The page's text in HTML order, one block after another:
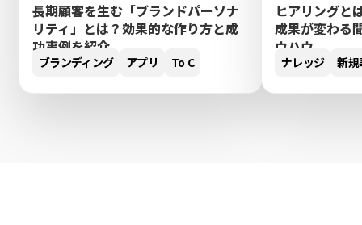
長期顧客を生む「ブランドパーソナ
リティ」とは？効果的な作り方と成
功事例を紹介
ブランディング アプリ To C
ヒアリングと
成果が変わる
ウハウ
ナレッジ 新規